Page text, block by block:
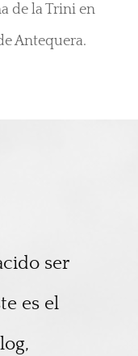
de la Trini en
Antequera.
ser
es el